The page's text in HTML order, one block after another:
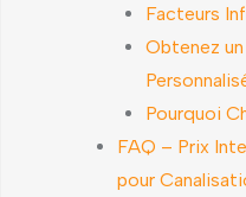
Facteurs
Obtenez
Pourquoi
FAQ – Prix
pour